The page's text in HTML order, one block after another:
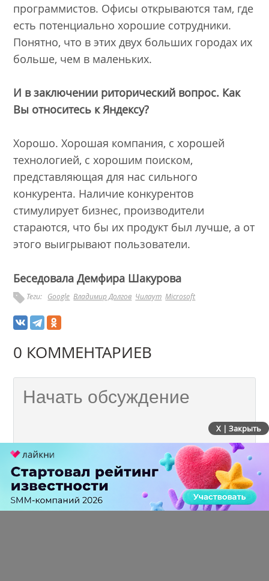
программистов. Офисы открываются там, где
есть потенциально хорошие сотрудники.
Понятно, что в этих двух больших городах их
больше, чем в маленьких.
И в заключении риторический вопрос. Как
Вы относитесь к Яндексу?
Хорошо. Хорошая компания, с хорошей
технологией, с хорошим поиском,
представляющая для нас сильного
конкурента. Наличие конкурентов
стимулирует бизнес, производители
стараются, что бы их продукт был лучше, а от
этого выигрывают пользователи.
Беседовала Демфира Шакурова
Теги: Google Владимир Долгов Чилаут Microsoft
0 КОММЕНТАРИЕВ
X | Закрыть